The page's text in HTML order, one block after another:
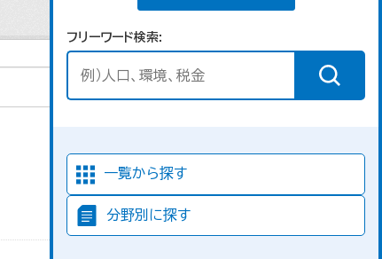
フリーワード検索
一覧から探す
分野別に探す